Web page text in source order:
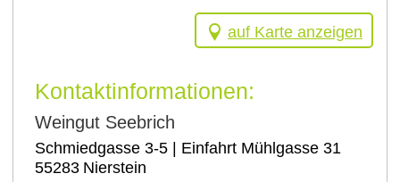
auf Karte anzeigen
Kontaktinformationen:
Weingut Seebrich
Schmiedgasse 3-5 | Einfahrt Mühlgasse 31
55283 Nierstein